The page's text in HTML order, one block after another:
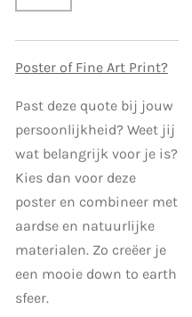
Poster of Fine Art Print?
Past deze quote bij jouw
persoonlijkheid? Weet jij
wat belangrijk voor je is?
Kies dan voor deze
poster en combineer met
aardse en natuurlijke
materialen. Zo creëer je
een mooie down to earth
sfeer.